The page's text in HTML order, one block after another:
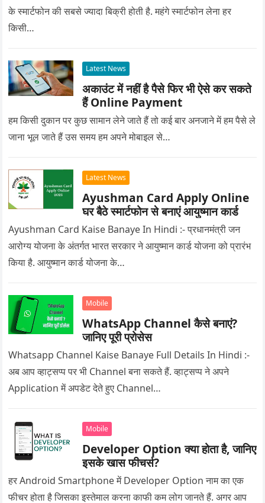
के स्मार्टफोन की सबसे ज्यादा बिक्री होती है. महंगे स्मार्टफोन लेना हर
किसी…
Latest News
अकाउंट में नहीं है पैसे फिर भी ऐसे कर सकते
हैं Online Payment
हम किसी दुकान पर कुछ सामान लेने जाते हैं तो कई बार अनजाने में हम पैसे ले
जाना भूल जाते हैं उस समय हम अपने मोबाइल से…
Latest News
Ayushman Card Apply Online
घर बैठे स्मार्टफोन से बनाएं आयुष्मान कार्ड
Ayushman Card Kaise Banaye In Hindi :- प्रधानमंत्री जन
आरोग्य योजना के अंतर्गत भारत सरकार ने आयुष्मान कार्ड योजना को प्रारंभ
किया है. आयुष्मान कार्ड योजना के…
Mobile
WhatsApp Channel कैसे बनाएं?
जानिए पूरी प्रोसेस
Whatsapp Channel Kaise Banaye Full Details In Hindi :-
अब आप व्हाट्सप्प पर भी Channel बना सकते हैं. व्हाट्सप्प ने अपने
Application में अपडेट देते हुए Channel…
Mobile
Developer Option क्या होता है, जानिए
इसके खास फीचर्स?
हर Android Smartphone में Developer Option नाम का एक
फीचर होता है जिसका इस्तेमाल करना काफी कम लोग जानते हैं. अगर आप